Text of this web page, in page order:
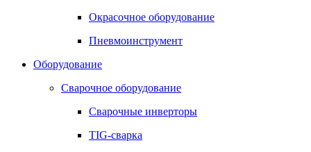
Окрасочное оборудование
Пневмоинструмент
Оборудование
Сварочное оборудование
Сварочные инверторы
TIG-сварка